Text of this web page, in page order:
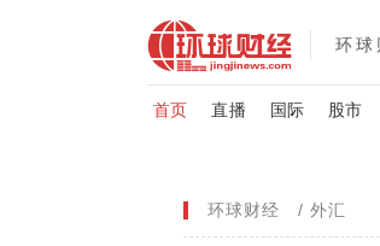
环球
首页 直播 国际 股市
环球财经 外汇